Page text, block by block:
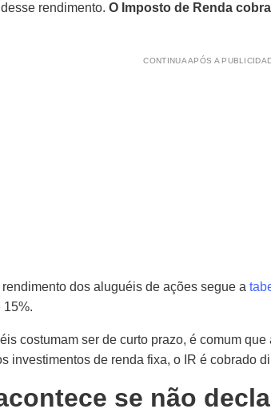
rendimento. O Imposto de Renda
CONTINUA APÓS A
rendimento dos aluguéis de ações segue a
15%.
costumam ser de curto prazo, é comum
investimentos de renda fixa, o IR é cobrado
se não